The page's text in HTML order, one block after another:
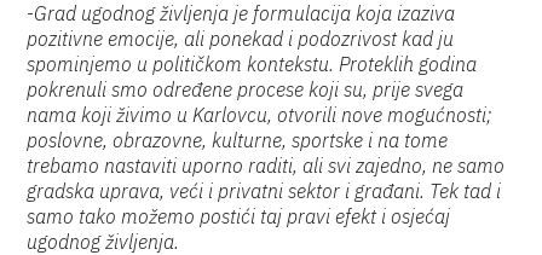
-Grad ugodnog življenja je formulacija koja izaziva
pozitivne emocije, ali ponekad i podozrivost kad ju
spominjemo u političkom kontekstu. Proteklih godina
pokrenuli smo određene procese koji su, prije svega
nama koji živimo u Karlovcu, otvorili nove mogućnosti;
poslovne, obrazovne, kulturne, sportske i na tome
trebamo nastaviti uporno raditi, ali svi zajedno, ne samo
gradska uprava, veći i privatni sektor i građani. Tek tad i
samo tako možemo postići taj pravi efekt i osjećaj
ugodnog življenja.